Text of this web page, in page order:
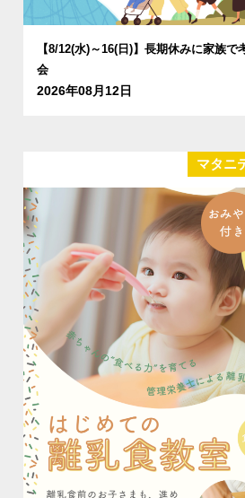
【8/12(水)～16(日)】長期休みに家族
会
2026年08月12日
マタニ